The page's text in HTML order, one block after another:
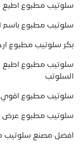
سلوتيب مطبوع اطبع
سلوتيب مطبوع باسم
بكر سلوتيب مطبوع
سلوتيب مطبوع اطبع
السلوتب
سلوتيب مطبوع اقوي
سلوتيب مطبوع
افضل مصنع سلوتيب